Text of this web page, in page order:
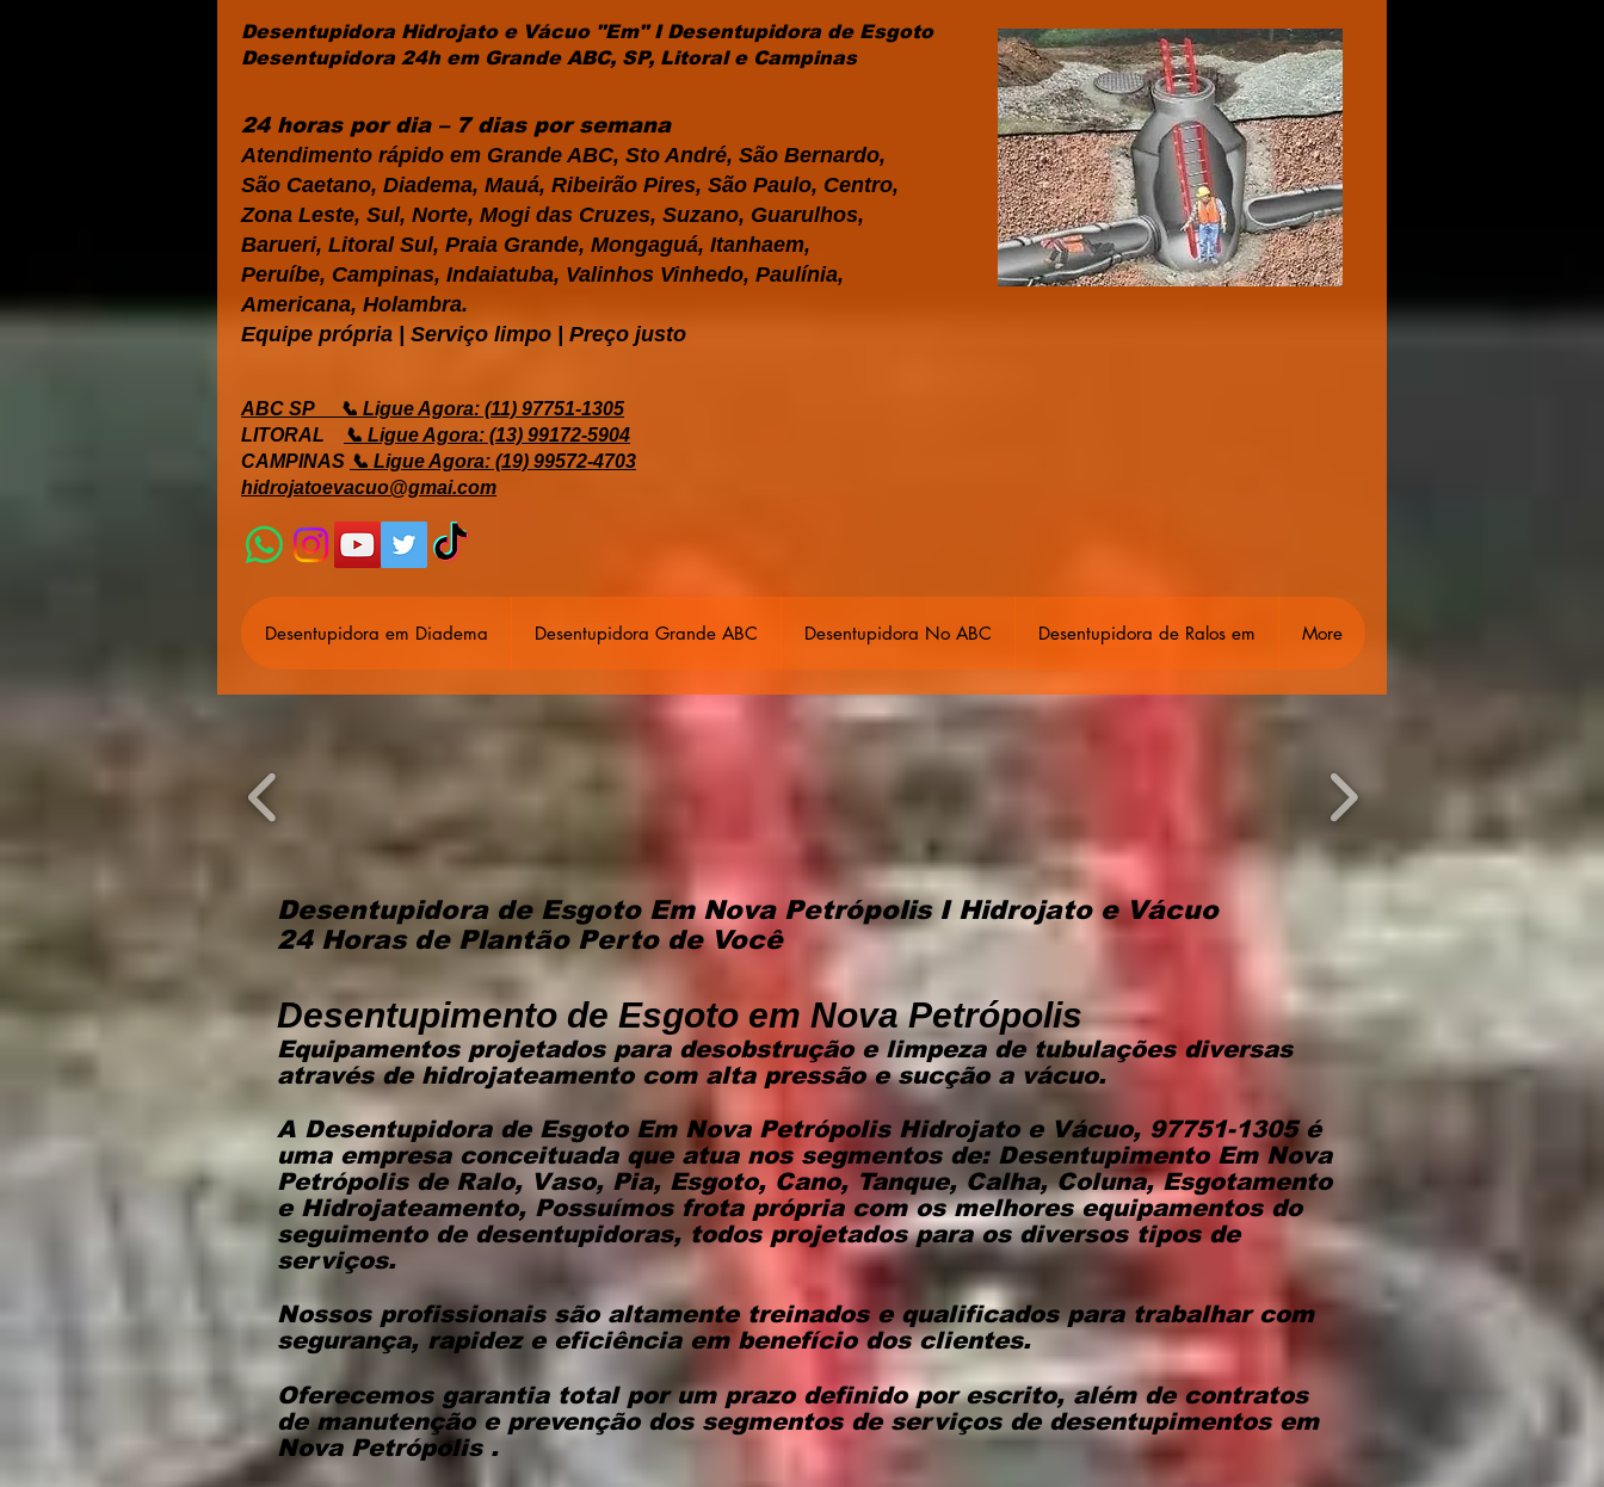
Desentupidora Hidrojato e Vácuo "Em" I Desentupidora de Esgoto
Desentupidora 24h em Grande ABC, SP, Litoral e Campinas
24 horas por dia – 7 dias por semana
Atendimento rápido em Grande ABC, Sto André, São Bernardo,
São Caetano, Diadema, Mauá, Ribeirão Pires, São Paulo, Centro,
Zona Leste, Sul, Norte, Mogi das Cruzes, Suzano, Guarulhos,
Barueri, Litoral Sul, Praia Grande, Mongaguá, Itanhaem,
Peruíbe, Campinas, Indaiatuba, Valinhos Vinhedo, Paulínia,
Americana, Holambra.
Equipe própria | Serviço limpo | Preço justo
ABC SP
📞 Ligue Agora: (11) 97751-1305
LITORAL
📞 Ligue Agora: (13) 99172-5904
CAMPINAS 📞 Ligue Agora: (19) 99572-4703
hidrojatoevacuo@gmai.com
Desentupidora em Diadema Desentupidora Grande ABC Desentupidora No ABC Desentupidora de Ralos em More
Desentupidora de Esgoto Em Nova Petrópolis I Hidrojato e Vácuo
24 Horas de Plantão Perto de Você
Desentupimento de Esgoto em Nova Petrópolis
Equipamentos projetados para desobstrução e limpeza de tubulações diversas
através de hidrojateamento com alta pressão e sucção a vácuo.
A Desentupidora de Esgoto Em Nova Petrópolis Hidrojato e Vácuo, 97751-1305 é
uma empresa conceituada que atua nos segmentos de: Desentupimento Em Nova
Petrópolis de Ralo, Vaso, Pia, Esgoto, Cano, Tanque, Calha, Coluna, Esgotamento
e Hidrojateamento, Possuímos frota própria com os melhores equipamentos do
seguimento de desentupidoras, todos projetados para os diversos tipos de
serviços.
Nossos profissionais são altamente treinados e qualificados para trabalhar com
segurança, rapidez e eficiência em benefício dos clientes.
Oferecemos garantia total por um prazo definido por escrito, além de contratos
de manutenção e prevenção dos segmentos de serviços de desentupimentos em
Nova Petrópolis .